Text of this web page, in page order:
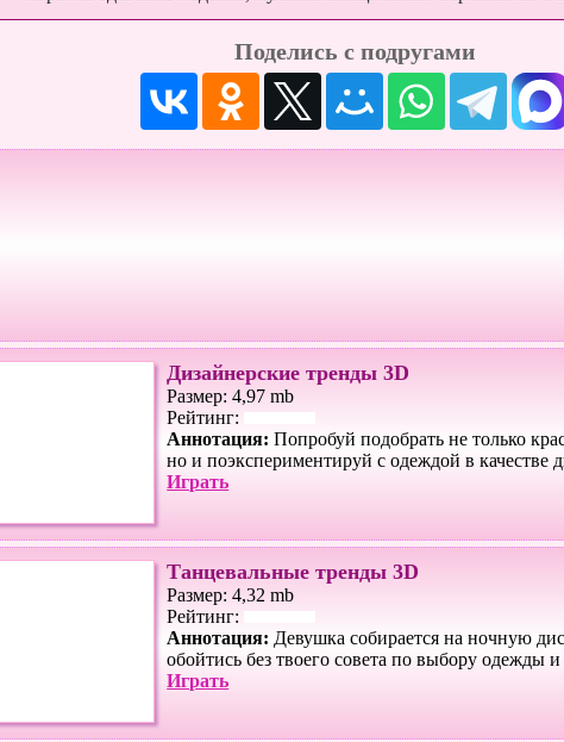
Поделись с подругами
Дизайнерские тренды 3D
Размер: 4,97 mb
Рейтинг:
Аннотация: Попробуй подобрать не только
но и поэкспериментируй с одеждой в качестве
Играть
Танцевальные тренды 3D
Размер: 4,32 mb
Рейтинг:
Аннотация: Девушка собирается на ночную
обойтись без твоего совета по выбору одежды
Играть
Сабвей Серф: Венеция Шарики Любви Эврика: Ледниковый